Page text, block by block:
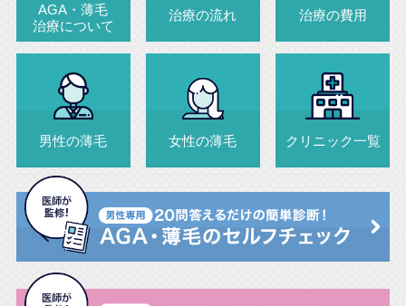
AGA・薄毛
治療について
治療の流れ 治療の費用
男性の薄毛 女性の薄毛 クリニック一覧